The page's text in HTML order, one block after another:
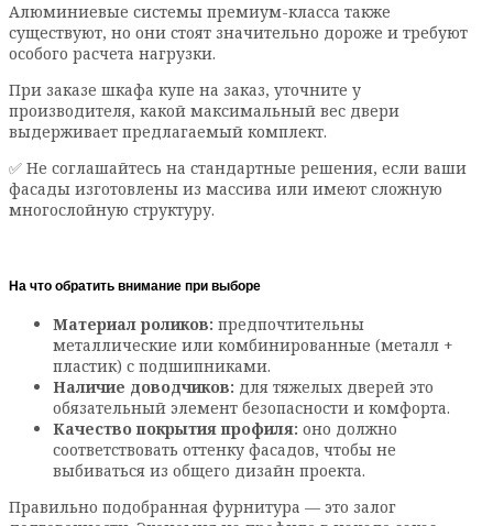
Алюминиевые системы премиум-класса также
существуют, но они стоят значительно дороже и требуют
особого расчета нагрузки.
При заказе шкафа купе на заказ, уточните у
производителя, какой максимальный вес двери
выдерживает предлагаемый комплект.
✅ Не соглашайтесь на стандартные решения, если ваши
фасады изготовлены из массива или имеют сложную
многослойную структуру.
На что обратить внимание при выборе
Материал роликов: предпочтительны
металлические или комбинированные (металл +
пластик) с подшипниками.
Наличие доводчиков: для тяжелых дверей это
обязательный элемент безопасности и комфорта.
Качество покрытия профиля: оно должно
соответствовать оттенку фасадов, чтобы не
выбиваться из общего дизайн проекта.
Правильно подобранная фурнитура — это залог